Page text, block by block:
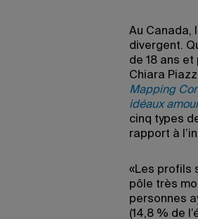
Au Canada,
divergent.
de 18 ans
Chiara
Mapping
idéaux
cinq types
rapport à
«Les profils
pôle très
personnes
(14,8 % de